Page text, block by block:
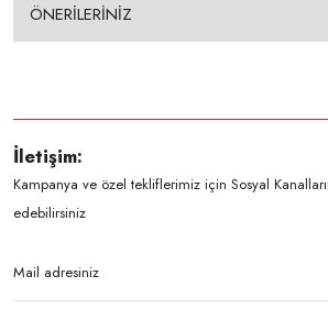
ÖNERİLERİNİZ
İletişim:
Kampanya ve özel tekliflerimiz için Sosyal
edebilirsiniz